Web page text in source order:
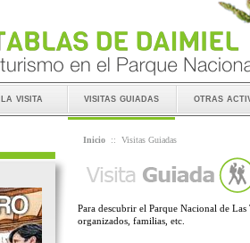
la visita visitas guiadas otras
Inicio :: Visitas Guiadas
Para descubrir el Parque Nacional de
organizados, familias, etc.